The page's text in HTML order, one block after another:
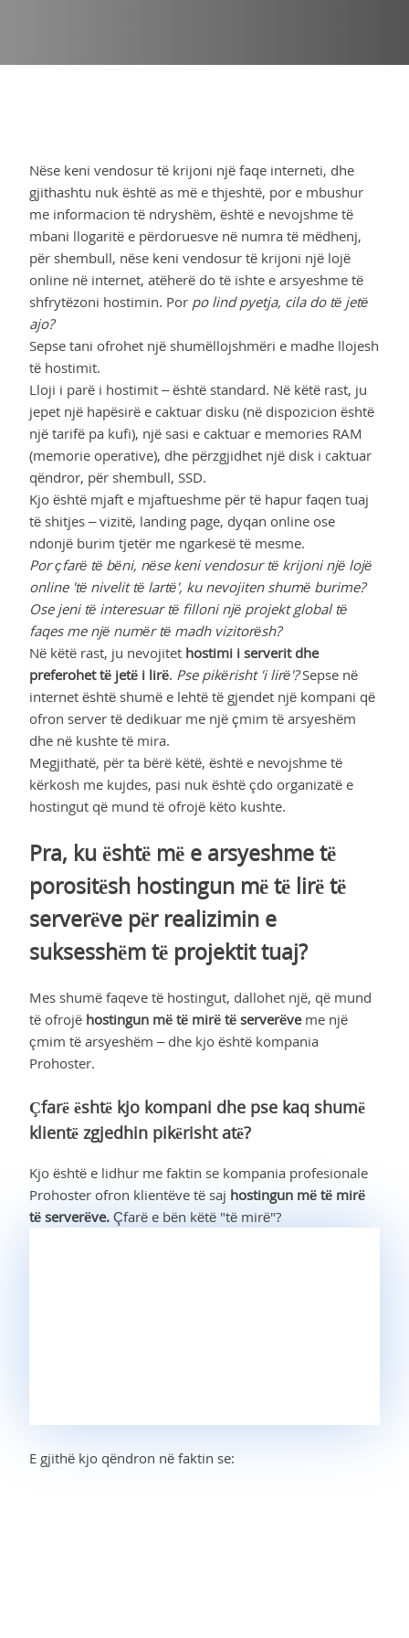
Nëse keni vendosur të krijoni një faqe interneti, dhe
gjithashtu nuk është as më e thjeshtë, por e mbushur
me informacion të ndryshëm, është e nevojshme të
mbani llogaritë e përdoruesve në numra të mëdhenj,
për shembull, nëse keni vendosur të krijoni një lojë
online në internet, atëherë do të ishte e arsyeshme të
shfrytëzoni hostimin. Por po lind pyetja, cila do të jetë
ajo?
Sepse tani ofrohet një shumëllojshmëri e madhe llojesh
të hostimit.
Lloji i parë i hostimit – është standard. Në këtë rast, ju
jepet një hapësirë e caktuar disku (në dispozicion është
një tarifë pa kufi), një sasi e caktuar e memories RAM
(memorie operative), dhe përzgjidhet një disk i caktuar
qëndror, për shembull, SSD.
Kjo është mjaft e mjaftueshme për të hapur faqen tuaj
të shitjes – vizitë, landing page, dyqan online ose
ndonjë burim tjetër me ngarkesë të mesme.
Por çfarë të bëni, nëse keni vendosur të krijoni një lojë
online 'të nivelit të lartë', ku nevojiten shumë burime?
Ose jeni të interesuar të filloni një projekt global të
faqes me një numër të madh vizitorësh?
Në këtë rast, ju nevojitet hostimi i serverit dhe
preferohet të jetë i lirë. Pse pikërisht 'i lirë'?Sepse në
internet është shumë e lehtë të gjendet një kompani që
ofron server të dedikuar me një çmim të arsyeshëm
dhe në kushte të mira.
Megjithatë, për ta bërë këtë, është e nevojshme të
kërkosh me kujdes, pasi nuk është çdo organizatë e
hostingut që mund të ofrojë këto kushte.
Pra, ku është më e arsyeshme të
porositësh hostingun më të lirë të
serverëve për realizimin e
suksesshëm të projektit tuaj?
Mes shumë faqeve të hostingut, dallohet një, që mund
të ofrojë hostingun më të mirë të serverëve me një
çmim të arsyeshëm – dhe kjo është kompania
Prohoster.
Çfarë është kjo kompani dhe pse kaq shumë
klientë zgjedhin pikërisht atë?
Kjo është e lidhur me faktin se kompania profesionale
Prohoster ofron klientëve të saj hostingun më të mirë
të serverëve. Çfarë e bën këtë "të mirë"?
E gjithë kjo qëndron në faktin se: